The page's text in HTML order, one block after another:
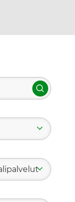
Hae